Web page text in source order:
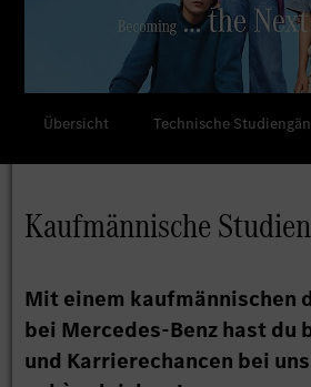
Übersicht Technische
Kaufmännische
Mit einem kaufmännischen
bei Mercedes-Benz hast du
und Karrierechancen bei